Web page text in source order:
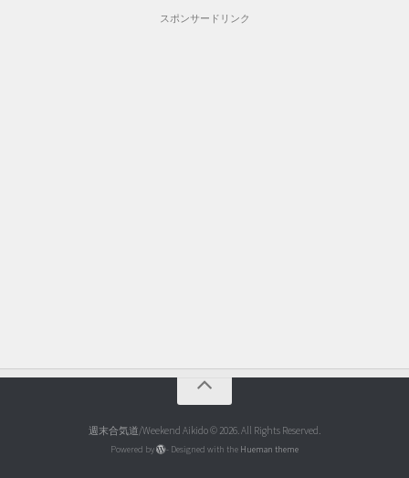
スポンサードリンク
週末合気道/Weekend Aikido © 2026. All Rights Reserved.
Powered by - Designed with the Hueman theme